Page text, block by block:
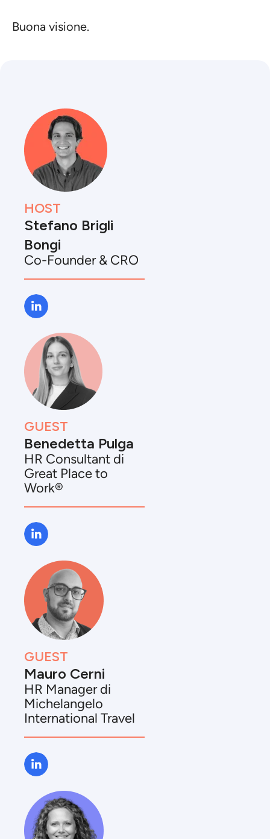
Buona visione.
HOST
Stefano Brigli
Bongi
Co-Founder & CRO
GUEST
Benedetta Pulga
HR Consultant di
Great Place to
Work®
GUEST
Mauro Cerni
HR Manager di
Michelangelo
International Travel